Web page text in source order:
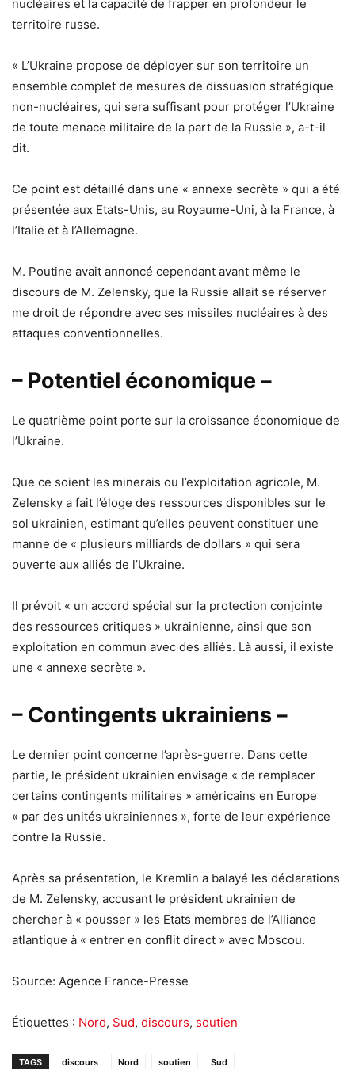
nucléaires et la capacité de frapper en profondeur le
territoire russe.
« L’Ukraine propose de déployer sur son territoire un
ensemble complet de mesures de dissuasion stratégique
non-nucléaires, qui sera suffisant pour protéger l’Ukraine
de toute menace militaire de la part de la Russie », a-t-il
dit.
Ce point est détaillé dans une « annexe secrète » qui a été
présentée aux Etats-Unis, au Royaume-Uni, à la France, à
l’Italie et à l’Allemagne.
M. Poutine avait annoncé cependant avant même le
discours de M. Zelensky, que la Russie allait se réserver
me droit de répondre avec ses missiles nucléaires à des
attaques conventionnelles.
– Potentiel économique –
Le quatrième point porte sur la croissance économique de
l’Ukraine.
Que ce soient les minerais ou l’exploitation agricole, M.
Zelensky a fait l’éloge des ressources disponibles sur le
sol ukrainien, estimant qu’elles peuvent constituer une
manne de « plusieurs milliards de dollars » qui sera
ouverte aux alliés de l’Ukraine.
Il prévoit « un accord spécial sur la protection conjointe
des ressources critiques » ukrainienne, ainsi que son
exploitation en commun avec des alliés. Là aussi, il existe
une « annexe secrète ».
– Contingents ukrainiens –
Le dernier point concerne l’après-guerre. Dans cette
partie, le président ukrainien envisage « de remplacer
certains contingents militaires » américains en Europe
« par des unités ukrainiennes », forte de leur expérience
contre la Russie.
Après sa présentation, le Kremlin a balayé les déclarations
de M. Zelensky, accusant le président ukrainien de
chercher à « pousser » les Etats membres de l’Alliance
atlantique à « entrer en conflit direct » avec Moscou.
Source: Agence France-Presse
Étiquettes : Nord, Sud, discours, soutien
TAGS discours Nord soutien Sud